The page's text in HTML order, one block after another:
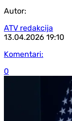
Autor:
ATV redakcija
13.04.2026 19:10
Komentari:
0